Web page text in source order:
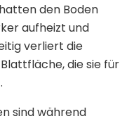
den Boden
aufheizt und
verliert die
die sie für
sind während